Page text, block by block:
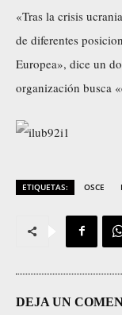
«Tras la crisis
de diferentes
Europea», dice un
organización busca
ETIQUETAS: OSCE
DEJA UN